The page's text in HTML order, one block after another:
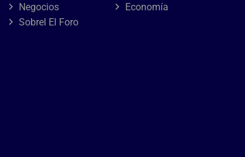
Negocios
Economía
Sobrel El Foro